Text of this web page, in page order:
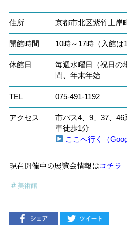
住所 京都市北区紫竹上岸
開館時間 10時～17時（入館は
休館日
毎週水曜日（祝日の
間、年末年始
TEL 075-491-1192
アクセス
市バス4、9、37、
車徒歩1分
ここへ行く（
現在開催中の展覧会情報はコチラ
美術館